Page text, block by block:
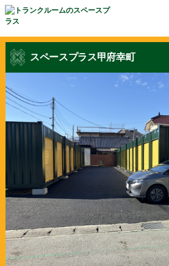
スペースプラス甲府幸町
Space Plus
物件
ご契約の
よくあ
利用者
お問
新着